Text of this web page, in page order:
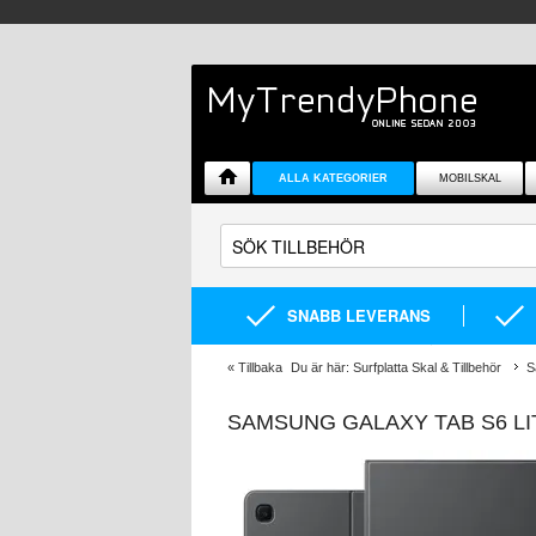
ALLA KATEGORIER MOBILSKAL
SNABB LEVERANS
« Tillbaka Du är här: Surfplatta Skal & Tillbehör
SAMSUNG GALAXY TAB S6